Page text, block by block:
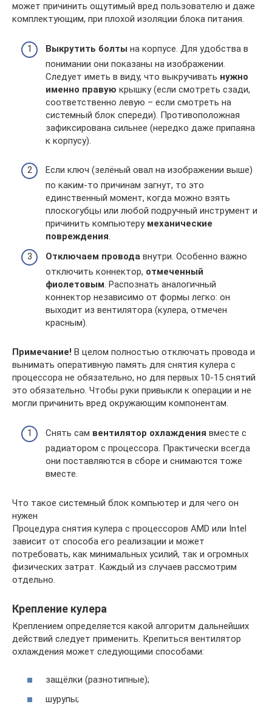
может причинить ощутимый вред пользователю и даже
комплектующим, при плохой изоляции блока питания.
Выкрутить болты на корпусе. Для удобства в
понимании они показаны на изображении.
Следует иметь в виду, что выкручивать нужно
именно правую крышку (если смотреть сзади,
соответственно левую – если смотреть на
системный блок спереди). Противоположная
зафиксирована сильнее (нередко даже припаяна
к корпусу).
Если ключ (зелёный овал на изображении выше)
по каким-то причинам загнут, то это
единственный момент, когда можно взять
плоскогубцы или любой подручный инструмент и
причинить компьютеру механические
повреждения
Отключаем провода внутри. Особенно важно
отключить коннектор, отмеченный
фиолетовым. Распознать аналогичный
коннектор независимо от формы легко: он
выходит из вентилятора (кулера, отмечен
красным).
Примечание! В целом полностью отключать провода и
вынимать оперативную память для снятия кулера с
процессора не обязательно, но для первых 10-15 снятий
это обязательно. Чтобы руки привыкли к операции и не
могли причинить вред окружающим компонентам.
Снять сам вентилятор охлаждения вместе с
радиатором с процессора. Практически всегда
они поставляются в сборе и снимаются тоже
вместе.
Что такое системный блок компьютер и для чего он
нужен
Процедура снятия кулера с процессоров AMD или Intel
зависит от способа его реализации и может
потребовать, как минимальных усилий, так и огромных
физических затрат. Каждый из случаев рассмотрим
отдельно.
Крепление кулера
Креплением определяется какой алгоритм дальнейших
действий следует применить. Крепиться вентилятор
охлаждения может следующими способами:
защёлки (разнотипные);
шурупы;